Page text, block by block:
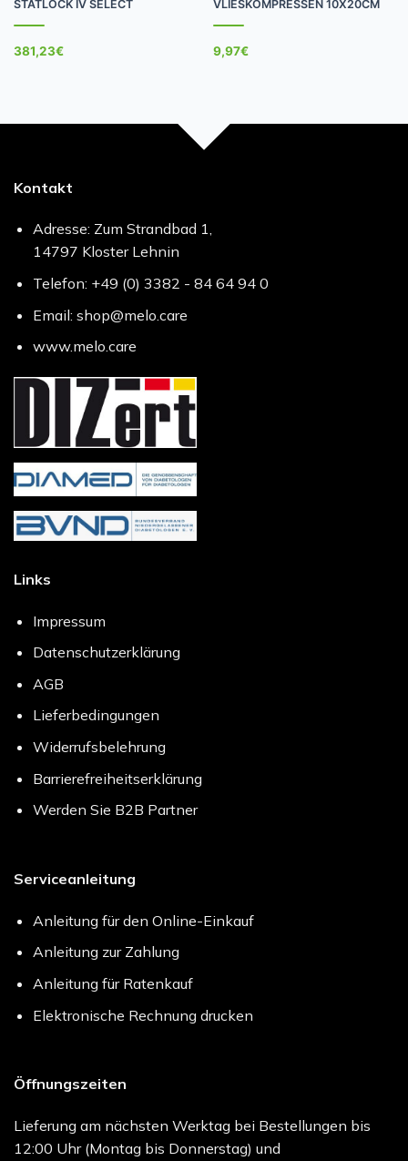
STATLOCK IV SELECT
381,23€
VLIESKOMPRESSEN 10X20CM
9,97€
Kontakt
Adresse: Zum Strandbad 1,
14797 Kloster Lehnin
Telefon: +49 (0) 3382 - 84 64 94 0
Email: shop@melo.care
www.melo.care
Links
Impressum
Datenschutzerklärung
AGB
Lieferbedingungen
Widerrufsbelehrung
Barrierefreiheitserklärung
Werden Sie B2B Partner
Serviceanleitung
Anleitung für den Online-Einkauf
Anleitung zur Zahlung
Anleitung für Ratenkauf
Elektronische Rechnung drucken
Öffnungszeiten
Lieferung am nächsten Werktag bei Bestellungen bis
12:00 Uhr (Montag bis Donnerstag) und